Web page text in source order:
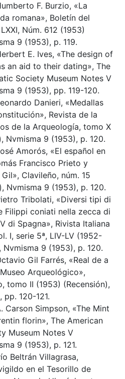
F. Burzio, «La
romana», Boletín del
Núm. 612 (1953)
9 (1953), p. 119.
E. Ives, «The design of
an aid to their dating», The
Society Museum Notes V
9 (1953), pp. 119-120.
Danieri, «Medallas
Revista de la
de la Arqueología, tomo X
Nvmisma 9 (1953), p. 120.
Amorós, «El español en
Francisco Prieto y
Clavileño, núm. 15
Nvmisma 9 (1953), p. 120.
Tribolati, «Diversi tipi di
Filippi coniati nella zecca di
di Spagna», Rivista Italiana
I, serie 5ª, LIV-LV (1952-
Nvmisma 9 (1953), p. 120.
Gil Farrés, «Real de a
Arqueológico»,
tomo II (1953) (Recensión),
pp. 120-121.
Carson Simpson, «The Mint
florin», The American
Museum Notes V
9 (1953), p. 121.
Beltrán Villagrasa,
en el Tesorillo de